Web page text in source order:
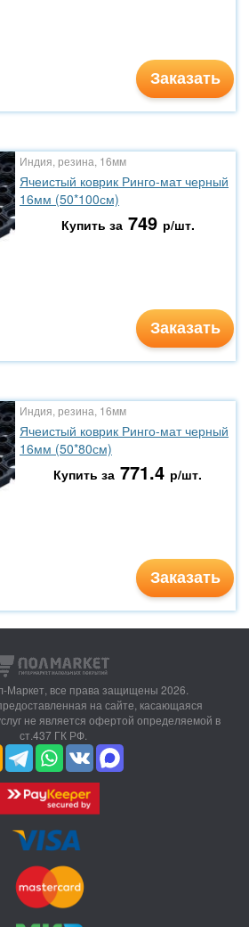
Заказать
Индия, резина, 16мм
Ячеистый коврик Ринго-мат черный
16мм (50*100см)
Купить за 749 р/шт.
Заказать
Индия, резина, 16мм
Ячеистый коврик Ринго-мат черный
16мм (50*80см)
Купить за 771.4 р/шт.
Заказать
Маркет, все права защищены 2026.
на сайте, касающаяся
не является офертой определяемой в
ст.437 ГК РФ.